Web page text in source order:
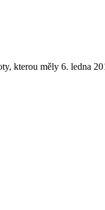
kterou měly 6. ledna